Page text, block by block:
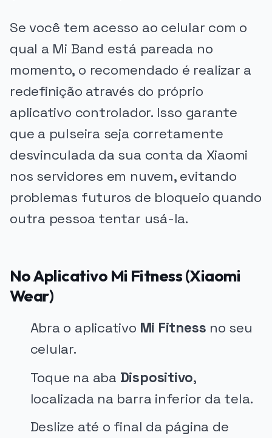
Se você tem acesso ao celular com o
qual a Mi Band está pareada no
momento, o recomendado é realizar a
redefinição através do próprio
aplicativo controlador. Isso garante
que a pulseira seja corretamente
desvinculada da sua conta da Xiaomi
nos servidores em nuvem, evitando
problemas futuros de bloqueio quando
outra pessoa tentar usá-la.
No Aplicativo Mi Fitness (Xiaomi
Wear)
Abra o aplicativo Mi Fitness no seu
celular.
Toque na aba Dispositivo,
localizada na barra inferior da tela.
Deslize até o final da página de